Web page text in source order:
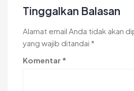
Tinggalkan Balasan
Alamat email Anda tidak akan
yang wajib ditandai *
Komentar *